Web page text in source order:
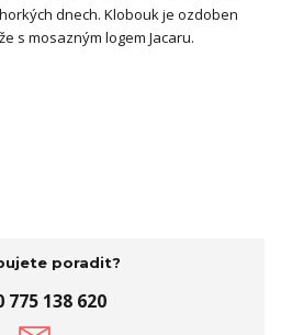
dnech. Klobouk je ozdoben
s mosazným logem Jacaru.
poradit?
775 138 620